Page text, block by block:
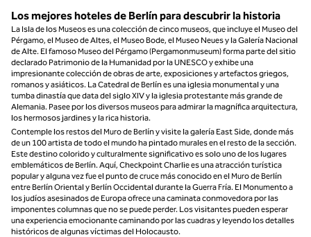
Los mejores hoteles de Berlín para descubrir la historia
La Isla de los Museos es una colección de cinco museos, que incluye el Museo del
Pérgamo, el Museo de Altes, el Museo Bode, el Museo Neues y la Galería Nacional
de Alte. El famoso Museo del Pérgamo (Pergamonmuseum) forma parte del sitio
declarado Patrimonio de la Humanidad por la UNESCO y exhibe una
impresionante colección de obras de arte, exposiciones y artefactos griegos,
romanos y asiáticos. La Catedral de Berlín es una iglesia monumental y una
tumba dinastía que data del siglo XIV y la iglesia protestante más grande de
Alemania. Pasee por los diversos museos para admirar la magnífica arquitectura,
los hermosos jardines y la rica historia.
Contemple los restos del Muro de Berlín y visite la galería East Side, donde más
de un 100 artista de todo el mundo ha pintado murales en el resto de la sección.
Este destino colorido y culturalmente significativo es solo uno de los lugares
emblemáticos de Berlín. Aquí, Checkpoint Charlie es una atracción turística
popular y alguna vez fue el punto de cruce más conocido en el Muro de Berlín
entre Berlín Oriental y Berlín Occidental durante la Guerra Fría. El Monumento a
los judíos asesinados de Europa ofrece una caminata conmovedora por las
imponentes columnas que no se puede perder. Los visitantes pueden esperar
una experiencia emocionante caminando por las cuadras y leyendo los detalles
históricos de algunas víctimas del Holocausto.